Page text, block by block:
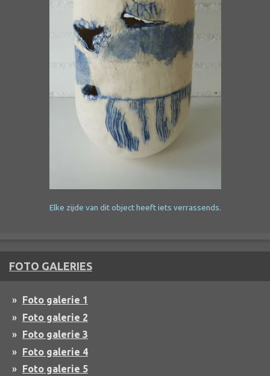
Elke zijde van dit object heeft iets verrassends.
FOTO GALERIES
Foto galerie 1
Foto galerie 2
Foto galerie 3
Foto galerie 4
Foto galerie 5